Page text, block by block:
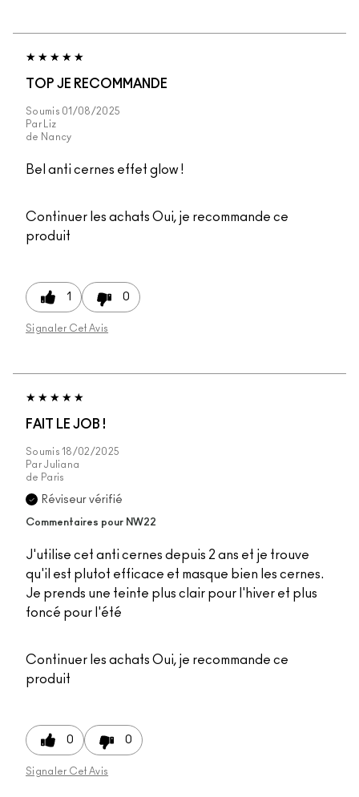
TOP JE RECOMMANDE
Soumis 01/08/2025
Par
Liz
de Nancy
Bel anti cernes effet glow !
Continuer les achats Oui, je recommande ce
produit
1 0
Signaler Cet Avis
FAIT LE JOB !
Soumis18/02/2025
Par Juliana
de Paris
Réviseur vérifié
Commentaires pour NW22
J'utilise cet anti cernes depuis 2 ans et je trouve
qu'il est plutot efficace et masque bien les cernes.
Je prends une teinte plus clair pour l'hiver et plus
foncé pour l'été
Continuer les achats Oui, je recommande ce
produit
0 0
Signaler Cet Avis